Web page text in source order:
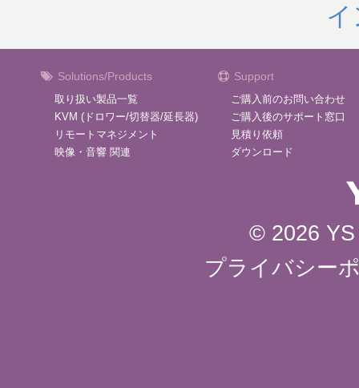
Solutions/Products
取り扱い製品一覧
KVM (ドロワー/切替器/延長器)
リモートマネジメント
映像・音響 関連
Support
ご購入前のお問い合わせ
ご購入後のサポート窓口
見積り依頼
ダウンロード
© 2026
プライバシー